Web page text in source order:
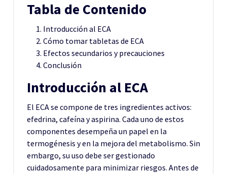
Tabla de Contenido
Introducción al ECA
Cómo tomar tabletas de ECA
Efectos secundarios y precauciones
Conclusión
Introducción al ECA
El ECA se compone de tres ingredientes activos:
efedrina, cafeína y aspirina. Cada uno de estos
componentes desempeña un papel en la
termogénesis y en la mejora del metabolismo. Sin
embargo, su uso debe ser gestionado
cuidadosamente para minimizar riesgos. Antes de